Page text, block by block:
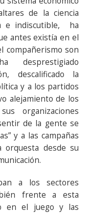
de la ciencia
e indiscutible, ha
antes existía en el
compañerismo son
descalificado la
y a los partidos
alejamiento de los
organizaciones
de la gente se
y a las campañas
orquesta desde su
a los sectores
frente a esta
en el juego y las